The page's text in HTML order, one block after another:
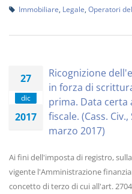
Immobiliare Legale Operatori
27
dic
2017
Ricognizione
in forza di
prima. Data certa
fiscale. (Cass.
marzo 2017)
Ai fini dell'imposta di registro,
vigente l'Amministrazione
concetto di terzo di cui all'art.